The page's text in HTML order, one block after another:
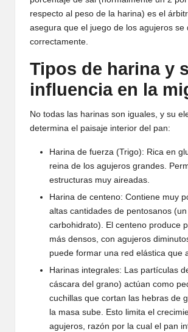
respecto al peso de la harina) es el
asegura que el juego de los agujeros se
correctamente.
Tipos de harina y
influencia en la
No todas las harinas son iguales, y su
determina el paisaje interior del pan:
Harina de fuerza (Trigo): Rica en
reina de los agujeros grandes.
estructuras muy aireadas.
Harina de centeno: Contiene muy
altas cantidades de pentosanos
carbohidrato). El centeno produce
más densos, con agujeros
puede formar una red elástica que
Harinas integrales: Las partículas
cáscara del grano) actúan como
cuchillas que cortan las hebras de
la masa sube. Esto limita el
agujeros, razón por la cual el pan